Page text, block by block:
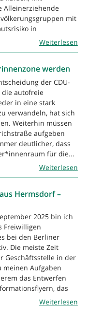
Alleinerziehende
mit
in
Weiterlesen
werden
der CDU-
die autofreie
in eine stark
verwandeln, hat sich
Weiterhin müssen
aufgeben
deutlicher, dass
für die...
Weiterlesen
Hermsdorf –
2025 bin ich
Freiwilligen
bei den Berliner
Die meiste Zeit
Geschäftsstelle in der
meinen Aufgaben
das Entwerfen
das
Weiterlesen